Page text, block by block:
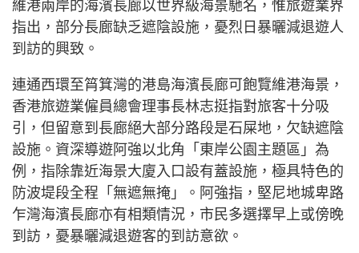
維港兩岸的海濱長廊以世界級海景馳名，惟旅遊業界
指出，部分長廊缺乏遮陰設施，憂烈日暴曬減退遊人
到訪的興致。
連通西環至筲箕灣的港島海濱長廊可飽覽維港海景，
香港旅遊業僱員總會理事長林志挺指對旅客十分吸
引，但留意到長廊絕大部分路段是石屎地，欠缺遮陰
設施。資深導遊阿強以北角「東岸公園主題區」為
例，指除靠近海景大廈入口設有蓋設施，極具特色的
防波堤段全程「無遮無掩」。阿強指，堅尼地城卑路
乍灣海濱長廊亦有相類情況，市民多選擇早上或傍晚
到訪，憂暴曬減退遊客的到訪意欲。